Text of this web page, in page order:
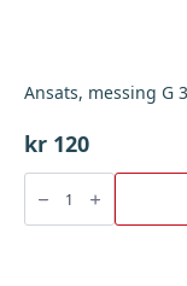
Ansats, messing G
kr 120
Ansats,
messing
3/4"